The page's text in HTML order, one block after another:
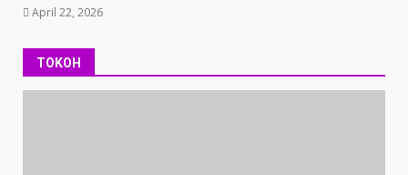
April 22, 2026
TOKOH